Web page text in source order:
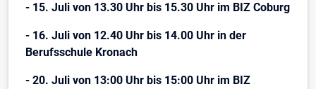
- 15. Juli von 13.30 Uhr bis 15.30 Uhr im BIZ Coburg
- 16. Juli von 12.40 Uhr bis 14.00 Uhr in der
Berufsschule Kronach
- 20. Juli von 13:00 Uhr bis 15:00 Uhr im BIZ